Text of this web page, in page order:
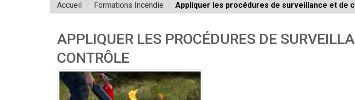
Accueil Formations Incendie Appliquer les procédures de surveillance et de
APPLIQUER LES PROCÉDURES DE
CONTRÔLE